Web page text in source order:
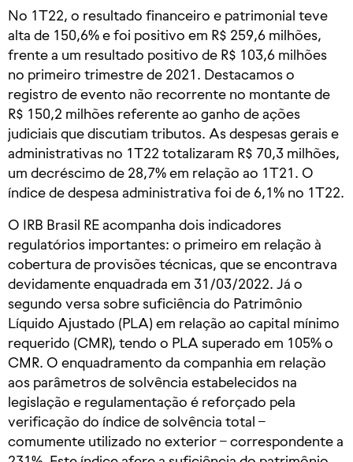
No 1T22, o resultado financeiro e patrimonial teve
alta de 150,6% e foi positivo em R$ 259,6 milhões,
frente a um resultado positivo de R$ 103,6 milhões
no primeiro trimestre de 2021. Destacamos o
registro de evento não recorrente no montante de
R$ 150,2 milhões referente ao ganho de ações
judiciais que discutiam tributos. As despesas gerais e
administrativas no 1T22 totalizaram R$ 70,3 milhões,
um decréscimo de 28,7% em relação ao 1T21. O
índice de despesa administrativa foi de 6,1% no 1T22.
O IRB Brasil RE acompanha dois indicadores
regulatórios importantes: o primeiro em relação à
cobertura de provisões técnicas, que se encontrava
devidamente enquadrada em 31/03/2022. Já o
segundo versa sobre suficiência do Patrimônio
Líquido Ajustado (PLA) em relação ao capital mínimo
requerido (CMR), tendo o PLA superado em 105% o
CMR. O enquadramento da companhia em relação
aos parâmetros de solvência estabelecidos na
legislação e regulamentação é reforçado pela
verificação do índice de solvência total –
comumente utilizado no exterior – correspondente a